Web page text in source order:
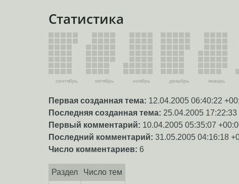
Статистика
сентябрь октябрь ноябрь декабрь январь
Первая созданная тема: 12.04.2005 06:40:22
Последняя созданная тема: 25.04.2005 17:22:33
Первый комментарий: 10.04.2005 05:35:07
Последний комментарий: 31.05.2005 04:16:18
Число комментариев: 6
Раздел
Число тем